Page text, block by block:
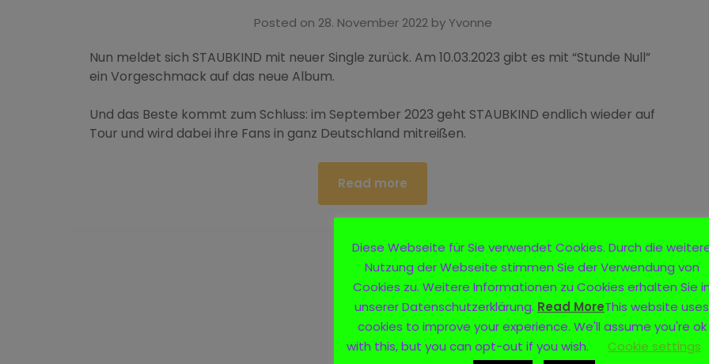
Posted on 28. November 2022byYvonne
Nun meldet sich STAUBKIND mit neuer Single zurück. Am 10.03.2023 gibt es mit “Stunde Null”
ein Vorgeschmack auf das neue Album.
Und das Beste kommt zum Schluss: im September 2023 geht STAUBKIND endlich wieder auf
Tour und wird dabei ihre Fans in ganz Deutschland mitreißen.
Read more
Diese Webseite für Sie verwendet Cookies. Durch die
Nutzung der Webseite stimmen Sie der Verwendung von
Cookies zu. Weitere Informationen zu Cookies erhalten Sie
unserer Datenschutzerklärung. Read MoreThis website uses
cookies to improve your experience. We'll assume you're ok
with this, but you can opt-out if you wish.
Cookie settings